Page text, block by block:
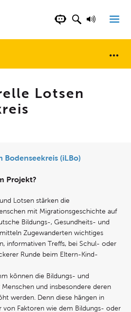
CHATBOT DER
SUCHFELD
Lotsen
(iLBo)
Projekt?
Lotsen stärken die
mit Migrationsgeschichte auf
Bildungs-, Gesundheits- und
Zugewanderten wichtiges
informativen Treffs, bei Schul- oder
Runde beim Eltern-Kind-
können die Bildungs- und
und insbesondere deren
werden. Denn diese hängen in
von Faktoren wie dem Bildungs- oder